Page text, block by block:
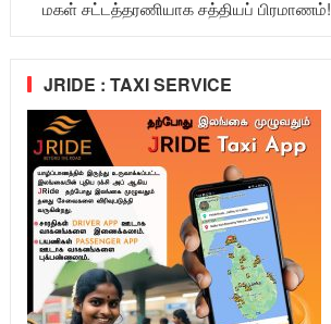
மகள் சட்டத்தரணியாக சத்தியப்
JRIDE : TAXI SERVICE